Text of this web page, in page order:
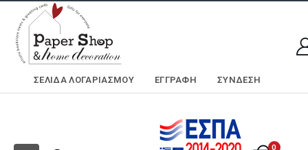
ΣΕΛΊΔΑ ΛΟΓΑΡΙΑΣΜΟΎ ΕΓΓΡΑΦΗ ΣΎΝΔΕΣΗ
0